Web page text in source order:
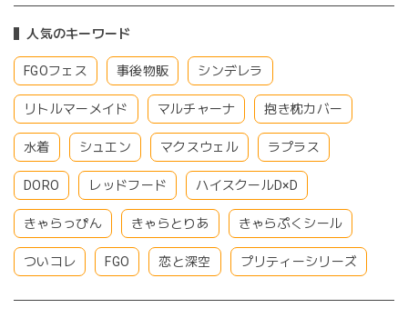
人気のキーワード
FGOフェス 事後物販 シンデレラ
リトルマーメイド マルチャーナ 抱き枕カバー
水着 シュエン マクスウェル ラプラス
DORO レッドフード ハイスクールD×D
きゃらっぴん きゃらとりあ きゃらぷくシール
ついコレ FGO 恋と深空 プリティーシリーズ